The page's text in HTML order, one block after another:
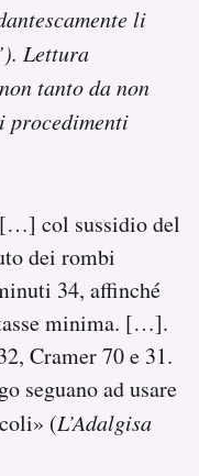
li
Lettura
tanto da non
procedimenti
col sussidio del
dei rombi
34, affinché
minima. […].
Cramer 70 e 31.
seguano ad usare
(L’Adalgisa